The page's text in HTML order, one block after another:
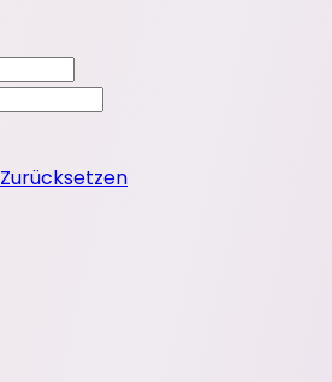
Zurücksetzen